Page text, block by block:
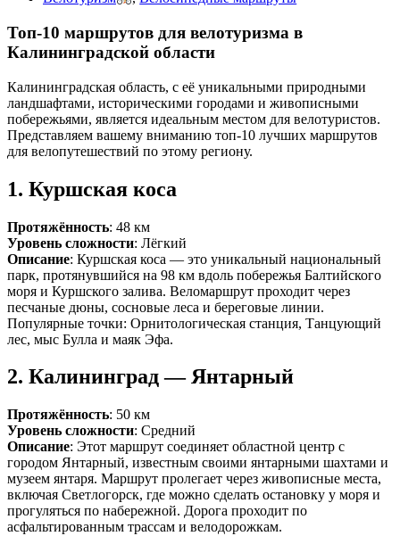
Топ-10 маршрутов для велотуризма в
Калининградской области
Калининградская область, с её уникальными природными
ландшафтами, историческими городами и живописными
побережьями, является идеальным местом для велотуристов.
Представляем вашему вниманию топ-10 лучших маршрутов
для велопутешествий по этому региону.
1. Куршская коса
Протяжённость: 48 км
Уровень сложности: Лёгкий
Описание: Куршская коса — это уникальный национальный
парк, протянувшийся на 98 км вдоль побережья Балтийского
моря и Куршского залива. Веломаршрут проходит через
песчаные дюны, сосновые леса и береговые линии.
Популярные точки: Орнитологическая станция, Танцующий
лес, мыс Булла и маяк Эфа.
2. Калининград — Янтарный
Протяжённость: 50 км
Уровень сложности: Средний
Описание: Этот маршрут соединяет областной центр с
городом Янтарный, известным своими янтарными шахтами и
музеем янтаря. Маршрут пролегает через живописные места,
включая Светлогорск, где можно сделать остановку у моря и
прогуляться по набережной. Дорога проходит по
асфальтированным трассам и велодорожкам.